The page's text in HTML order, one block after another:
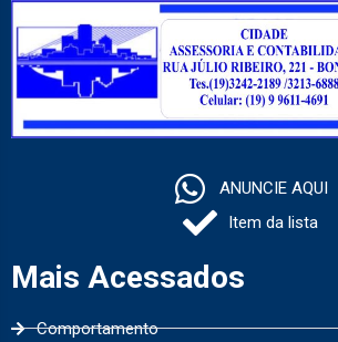
ANUNCIE AQUI
Item da lista
Mais Acessados
Comportamento